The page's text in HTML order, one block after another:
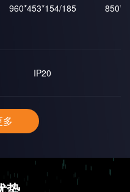
960*453*154/185
IP20
多